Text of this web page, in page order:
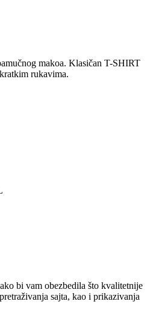
makoa. Klasičan T-SHIRT
rukavima.
bi vam obezbedila što kvalitetnije
sajta, kao i prikazivanja